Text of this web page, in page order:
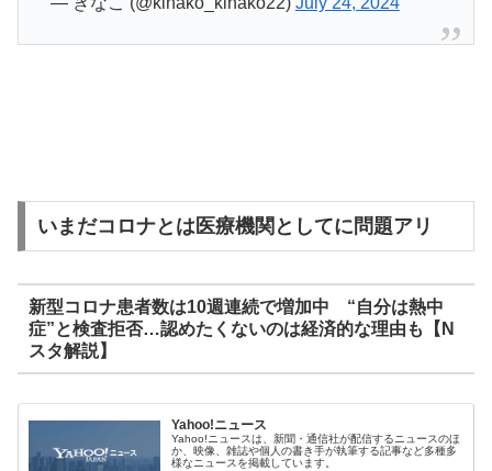
いまだコロナとは医療機関としてに問題アリ
新型コロナ患者数は10週連続で増加中 “自分は熱中
症”と検査拒否…認めたくないのは経済的な理由も【N
スタ解説】
Yahoo!ニュース
Yahoo!ニュースは、新聞・通信社が配信するニュースのほ
か、映像、雑誌や個人の書き手が執筆する記事など多種多
様なニュースを掲載しています。